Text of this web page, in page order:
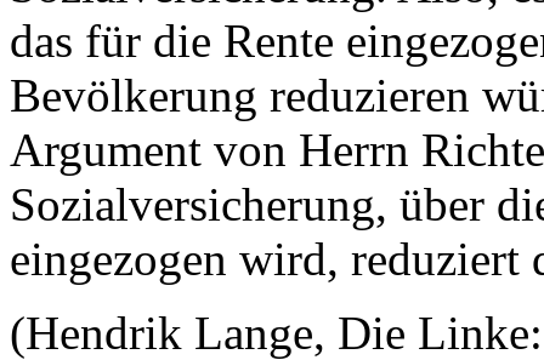
das für die Rente
Bevölkerung reduzieren
Argument von Herrn
Sozialversicherung, über
eingezogen wird,
(Hendrik Lange, Die